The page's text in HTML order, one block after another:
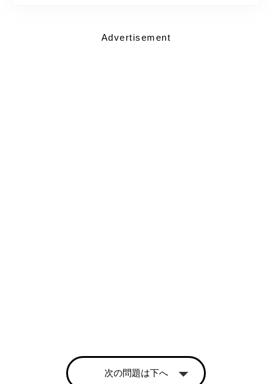
Advertisement
次の問題は下へ